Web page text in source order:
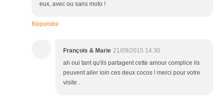
eux, avec ou sans moto !
Répondre
François & Marie 21/09/2015 14:30
ah oui tant qu'ils partagent cette amour complice ils
peuvent aller loin ces deux cocos ! merci pour votre
visite .